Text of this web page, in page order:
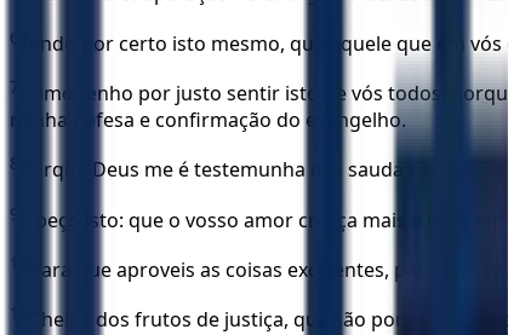
6 Tendo por certo isto mesmo, que aquele que em
7
Como tenho por justo sentir isto de vós todos,
minha defesa e confirmação do evangelho.
8 Porque Deus me é testemunha das saudades que
9 E peço isto: que o vosso amor cresça mais e mais
10 Para que aproveis as coisas excelentes, para que
11 Cheios dos frutos de justiça, que são por Jesus